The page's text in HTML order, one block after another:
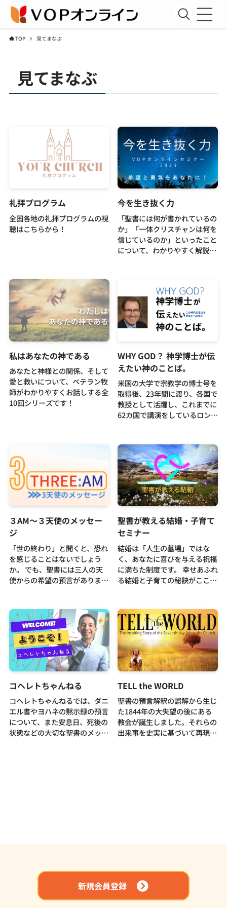
アーカイブ資料室
運営団体
利用規約
プライバシーポリシー
お問い合わせ
TOP 見てまなぶ
見てまなぶ
礼拝プログラム
全国各地の礼拝プログラムの視
聴はこちらから！
今を生き抜く力
「聖書には何が書かれているの
か」「一体クリスチャンは何を
信じているのか」といったこと
について、わかりやすく解説す
私はあなたの神である
あなたと神様との関係、そして
愛と救いについて、ベテラン牧
師がわかりやすくお話しする全
10回シリーズです！
WHY GOD？ 神学博士が伝
えたい神のことば。
米国の大学で宗教学の博士号を
取得後、23年間に渡り、各国で
教授として活躍し、これまでに
62カ国で講演をしているロン・
３AM～３天使のメッセー
ジ
「世の終わり」と聞くと、恐れ
を感じることはないでしょう
か。 でも、聖書には三人の天
使からの希望の預言がありま
聖書が教える結婚・子育て
セミナー
結婚は「人生の墓場」ではな
く、あなたに喜びを与える祝福
に満ちた制度です。 幸せあふれ
る結婚と子育ての秘訣がここに
う。
コヘレトちゃんねる
コヘレトちゃんねるでは、ダニ
エル書やヨハネの黙示録の預言
について、また安息日、死後の
状態などの大切な聖書のメッセ
TELL the WORLD
聖書の預言解釈の誤解から生じ
た1844年の大失望の後にある
教会が誕生しました。それらの
出来事を史実に基づいて再現し
新規会員登録